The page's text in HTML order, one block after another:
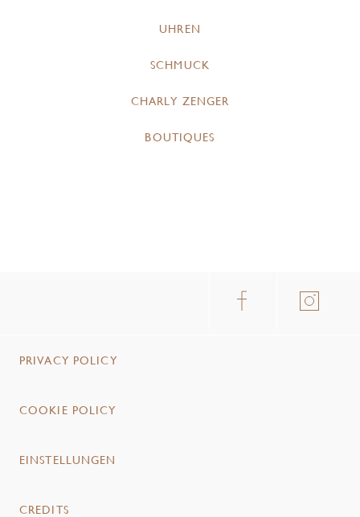
UHREN
SCHMUCK
CHARLY ZENGER
BOUTIQUES
PRIVACY POLICY
COOKIE POLICY
EINSTELLUNGEN
CREDITS